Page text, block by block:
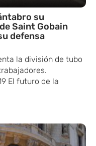
su
Saint Gobain
defensa
la división de tubo
El futuro de la